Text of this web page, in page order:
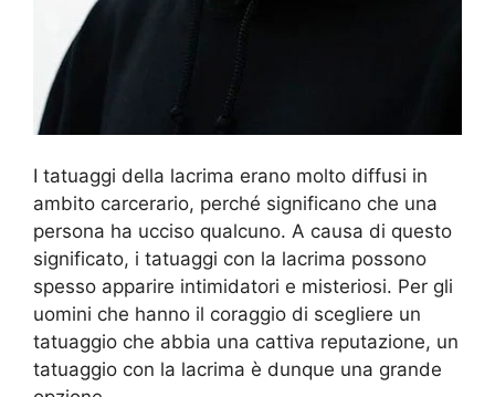
I tatuaggi della lacrima erano molto diffusi in
ambito carcerario, perché significano che una
persona ha ucciso qualcuno. A causa di questo
significato, i tatuaggi con la lacrima possono
spesso apparire intimidatori e misteriosi. Per gli
uomini che hanno il coraggio di scegliere un
tatuaggio che abbia una cattiva reputazione, un
tatuaggio con la lacrima è dunque una grande